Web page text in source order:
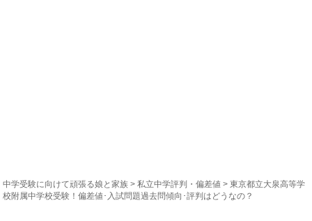
中学受験に向けて頑張る娘と家族 >私立中学評判・偏差値 > 東京都立大泉高等学
校附属中学校受験！偏差値･入試問題過去問傾向･評判はどうなの？